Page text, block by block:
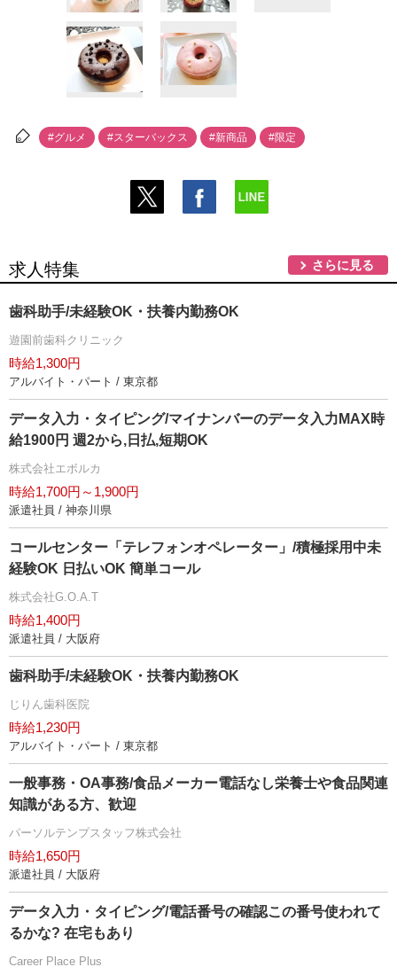
#グルメ #スターバックス #新商品 #限定
求人特集 さらに見る
歯科助手/未経験OK・扶養内勤務OK
遊園前歯科クリニック
時給1,300円
アルバイト・パート / 東京都
データ入力・タイピング/マイナンバーのデータ入力MAX時
給1900円 週2から,日払,短期OK
株式会社エボルカ
時給1,700円～1,900円
派遣社員 / 神奈川県
コールセンター「テレフォンオペレーター」/積極採用中未
経験OK 日払いOK 簡単コール
株式会社G.O.A.T
時給1,400円
派遣社員 / 大阪府
歯科助手/未経験OK・扶養内勤務OK
じりん歯科医院
時給1,230円
アルバイト・パート / 東京都
一般事務・OA事務/食品メーカー電話なし栄養士や食品関連
知識がある方、歓迎
パーソルテンプスタッフ株式会社
時給1,650円
派遣社員 / 大阪府
データ入力・タイピング/電話番号の確認この番号使われて
るかな? 在宅もあり
Career Place Plus